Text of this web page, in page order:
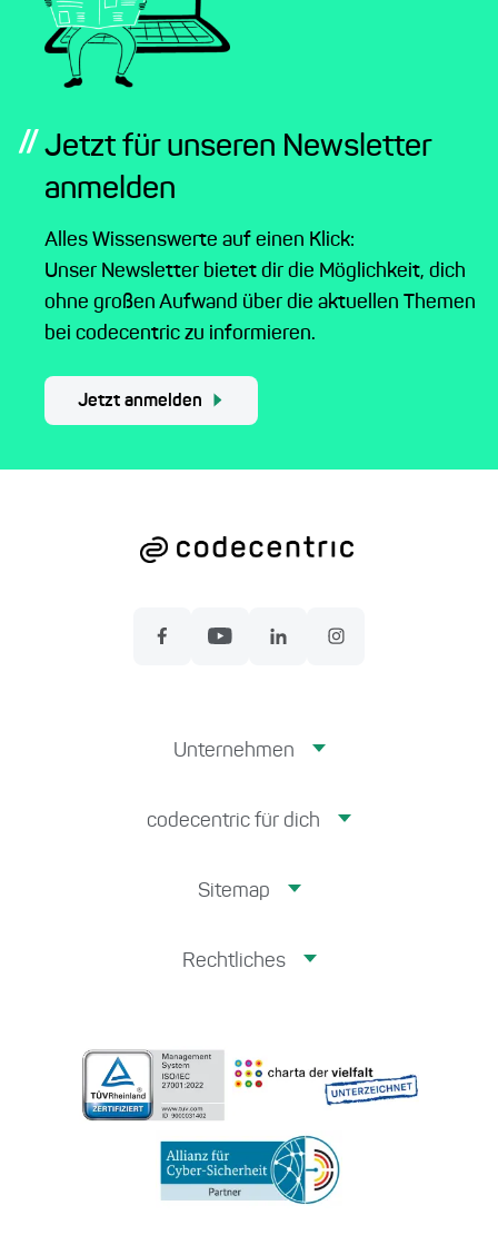
// Jetzt für unseren Newsletter
anmelden
Alles Wissenswerte auf einen Klick:
Unser Newsletter bietet dir die Möglichkeit, dich
ohne großen Aufwand über die aktuellen Themen
bei codecentric zu informieren.
Jetzt anmelden
Unternehmen
codecentric für dich
Sitemap
Rechtliches